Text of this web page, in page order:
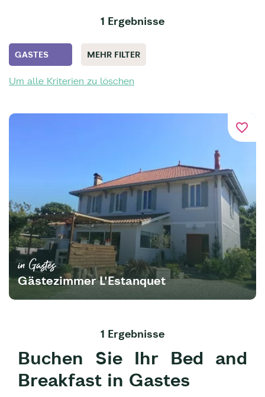
1 Ergebnisse
GASTES MEHR FILTER
Um alle Kriterien zu löschen
favorite_border
in Gastes
Gästezimmer L'Estanquet
1 Ergebnisse
Buchen Sie Ihr Bed and
Breakfast in Gastes